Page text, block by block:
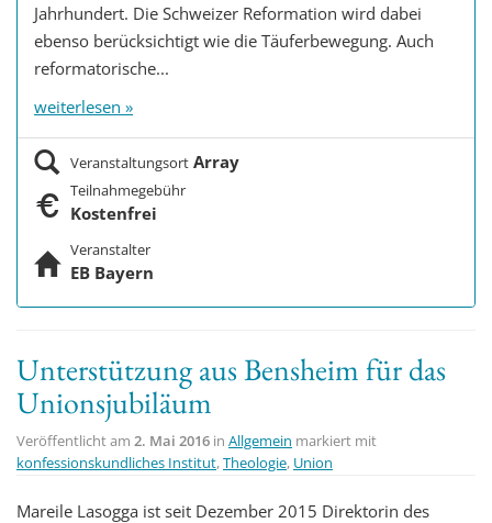
Jahrhundert. Die Schweizer Reformation wird dabei
ebenso berücksichtigt wie die Täuferbewegung. Auch
reformatorische...
weiterlesen »
Veranstaltungsort Array
Teilnahmegebühr
Kostenfrei
Veranstalter
EB Bayern
Unterstützung aus Bensheim für das
Unionsjubiläum
Veröffentlicht am 2. Mai 2016 in Allgemein markiert mit
konfessionskundliches Institut,Theologie, Union
Mareile Lasogga ist seit Dezember 2015 Direktorin des